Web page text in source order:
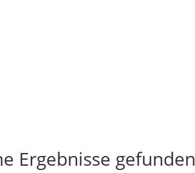
Ergebnisse gefunden